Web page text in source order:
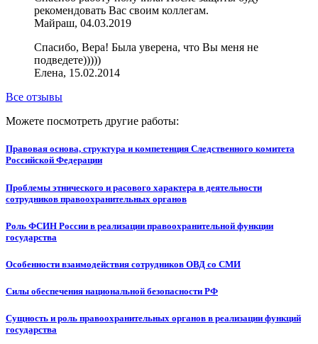
рекомендовать Вас своим коллегам.
Майраш, 04.03.2019
Спасибо, Вера! Была уверена, что Вы меня не
подведете)))))
Елена, 15.02.2014
Все отзывы
Можете посмотреть другие работы:
Правовая основа, структура и компетенция Следственного комитета
Российской Федерации
Проблемы этнического и расового характера в деятельности
сотрудников правоохранительных органов
Роль ФСИН России в реализации правоохранительной функции
государства
Особенности взаимодействия сотрудников ОВД со СМИ
Силы обеспечения национальной безопасности РФ
Сущность и роль правоохранительных органов в реализации функций
государства